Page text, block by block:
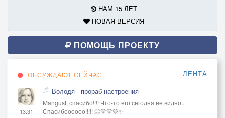
НАМ 15 ЛЕТ
НОВАЯ ВЕРСИЯ
ПОМОЩЬ ПРОЕКТУ
ОБСУЖДАЮТ СЕЙЧАС ЛЕНТА
13:31
Володя - прораб настроения
Mangust, спасибо!!!! Что-то его сегодня не видно...
Спасибоооооо!!!!! 🤗💛💛💛✨